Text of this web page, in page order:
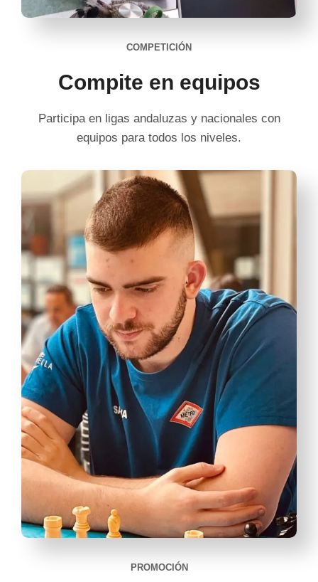
COMPETICIÓN
Compite en equipos
Participa en ligas andaluzas y nacionales con
equipos para todos los niveles.
PROMOCIÓN